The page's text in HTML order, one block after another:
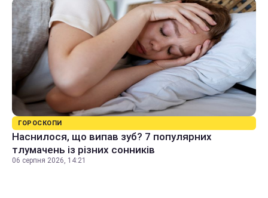
ГОРОСКОПИ
Наснилося, що випав зуб? 7 популярних
тлумачень із різних сонників
06 серпня 2026, 14:21